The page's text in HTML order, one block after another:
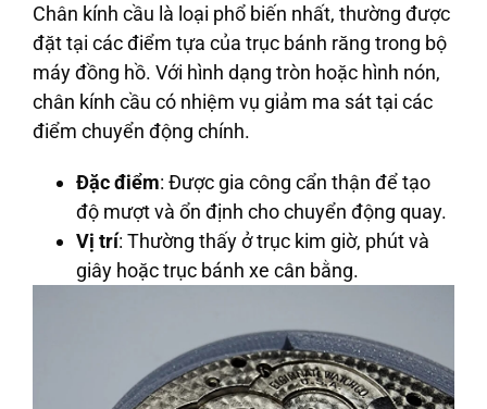
Chân kính cầu là loại phổ biến nhất, thường được
đặt tại các điểm tựa của trục bánh răng trong bộ
máy đồng hồ. Với hình dạng tròn hoặc hình nón,
chân kính cầu có nhiệm vụ giảm ma sát tại các
điểm chuyển động chính.
Đặc điểm: Được gia công cẩn thận để tạo
độ mượt và ổn định cho chuyển động quay.
Vị trí: Thường thấy ở trục kim giờ, phút và
giây hoặc trục bánh xe cân bằng.